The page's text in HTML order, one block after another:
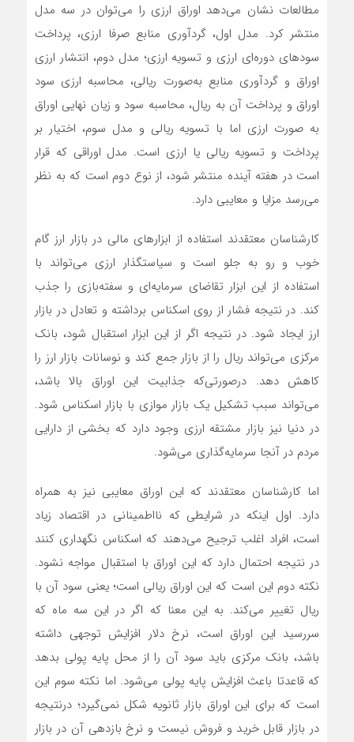
مطالعات نشان می‌دهد اوراق ارزی را می‌توان در سه مدل
منتشر کرد. مدل اول، گردآوری منابع صرفا ارزی، پرداخت
سودهای دوره‌ای ارزی و تسویه ارزی؛ مدل دوم، انتشار ارزی
اوراق و گردآوری منابع به‌صورت ریالی، محاسبه ارزی سود
اوراق و پرداخت آن به ریال، محاسبه سود و زیان نهایی اوراق
به صورت ارزی اما با تسویه ریالی و مدل سوم، اختیار بر
پرداخت و تسویه ریالی یا ارزی است. مدل اوراقی که قرار
است در هفته آینده منتشر شود، از نوع دوم است که به نظر
می‌رسد مزایا و معایبی دارد.
کارشناسان معتقدند استفاده از ابزارهای مالی در بازار ارز گام
خوب و رو به جلو است و سیاستگذار ارزی می‌تواند با
استفاده از این ابزار تقاضای سرمایه‌ای و سفته‌بازی را جذب
کند. در نتیجه فشار از روی اسکناس برداشته و تعادل در بازار
ارز ایجاد شود. در نتیجه اگر از این ابزار استقبال شود، بانک
مرکزی می‌تواند ریال را از بازار جمع کند و نوسانات بازار ارز را
کاهش دهد. درصورتی‌که جذابیت این اوراق بالا باشد،
می‌تواند سبب تشکیل یک بازار موازی با بازار اسکناس شود.
در دنیا نیز بازار مشتقه ارزی وجود دارد که بخشی از دارایی
مردم در آنجا سرمایه‌گذاری می‌شود.
اما کارشناسان معتقدند که این اوراق معایبی نیز به همراه
دارد. اول اینکه در شرایطی که نااطمینانی در اقتصاد زیاد
است، افراد اغلب ترجیح می‌دهند که اسکناس نگهداری کنند
در نتیجه احتمال دارد که این اوراق با استقبال مواجه نشود.
نکته دوم این است که این اوراق ریالی است؛ یعنی سود آن با
ریال تغییر می‌کند. به این معنا که اگر در این سه ماه که
سررسید این اوراق است، نرخ دلار افزایش توجهی داشته
باشد، بانک مرکزی باید سود آن را از محل پایه پولی بدهد
که قاعدتا باعث افزایش پایه پولی می‌شود. اما نکته سوم این
است که برای این اوراق بازار ثانویه شکل نمی‌گیرد؛ درنتیجه
در بازار قابل خرید و فروش نیست و نرخ بازدهی آن در بازار